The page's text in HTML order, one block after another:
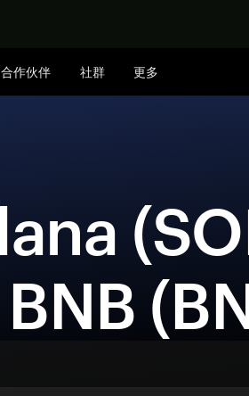
合作伙伴 社群 更多
BNB